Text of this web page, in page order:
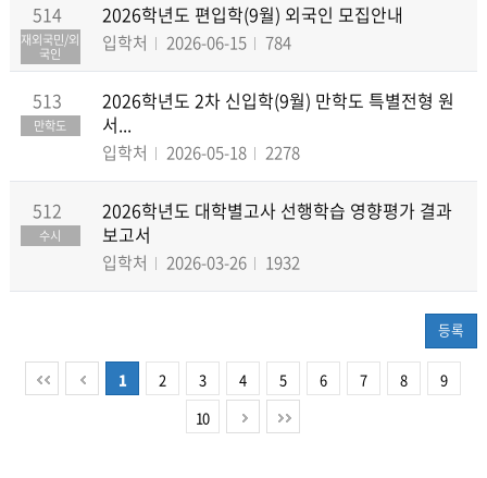
514
재외국민/외
국인
2026학년도 편입학(9월) 외국인 모집안내
입학처 2026-06-15 784
513
만학도
2026학년도 2차 신입학(9월) 만학도 특별전형 원
서...
입학처 2026-05-18 2278
512
수시
2026학년도 대학별고사 선행학습 영향평가 결과
보고서
입학처 2026-03-26 1932
등록
1 2 3 4 5 6 7 8
9
10